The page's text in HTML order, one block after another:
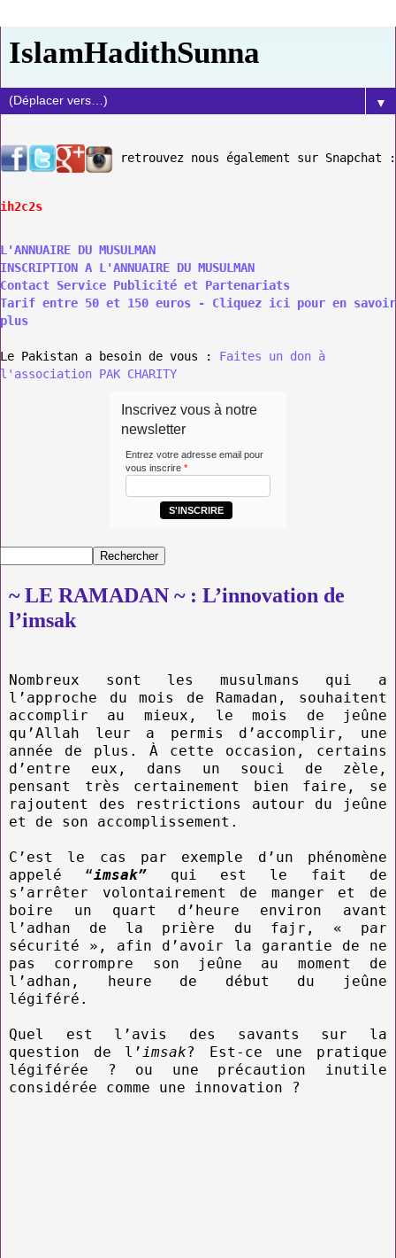
IslamHadithSunna
▼
retrouvez nous également sur Snapchat :
ih2c2s
L'ANNUAIRE DU MUSULMAN
INSCRIPTION A L'ANNUAIRE DU MUSULMAN
Contact Service Publicité et Partenariats
Tarif entre 50 et 150 euros - Cliquez ici pour en savoir
plus
Le Pakistan a besoin de vous : Faites un don à
l'association PAK CHARITY
Inscrivez vous à notre
newsletter
Entrez votre adresse email pour
vous inscrire *
S'INSCRIRE
~ LE RAMADAN ~ : L’innovation de
l’imsak
Nombreux sont les musulmans qui a
l’approche du mois de Ramadan, souhaitent
accomplir au mieux, le mois de jeûne
qu’Allah leur a permis d’accomplir, une
année de plus. À cette occasion, certains
d’entre eux, dans un souci de zèle,
pensant très certainement bien faire, se
rajoutent des restrictions autour du jeûne
et de son accomplissement.
C’est le cas par exemple d’un phénomène
appelé “imsak” qui est le fait de
s’arrêter volontairement de manger et de
boire un quart d’heure environ avant
l’adhan de la prière du fajr, « par
sécurité », afin d’avoir la garantie de ne
pas corrompre son jeûne au moment de
l’adhan, heure de début du jeûne
légiféré.
Quel est l’avis des savants sur la
question de l’imsak? Est-ce une pratique
légiférée ? ou une précaution inutile
considérée comme une innovation ?